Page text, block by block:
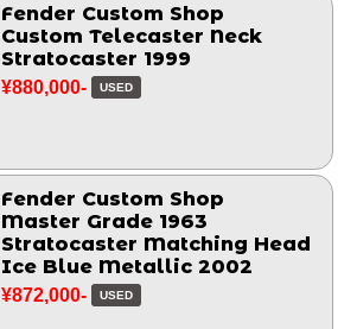
Fender Custom Shop
Custom Telecaster Neck
Stratocaster 1999
¥880,000- USED
Fender Custom Shop
Master Grade 1963
Stratocaster Matching Head
Ice Blue Metallic 2002
¥872,000- USED